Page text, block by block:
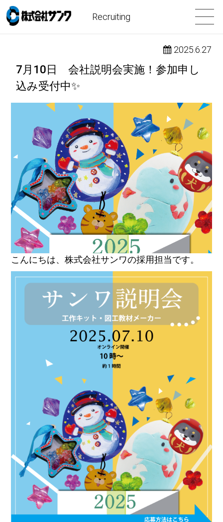
Recruiting
2025.6.27
7月10日 会社説明会実施！参加申し
込み受付中✨
こんにちは、株式会社サンワの採用担当です。